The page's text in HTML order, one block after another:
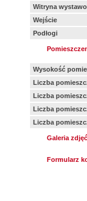
Witryna
Wejście
Podłogi
Wysokość
Liczba
Liczba
Liczba
Liczba
Galeria zdjęć
Formularz